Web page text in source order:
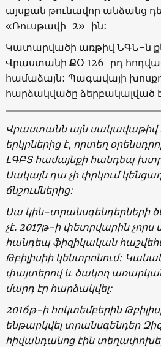
այսքան թունավոր անձանց
«Ռուսթավի-2»-ին:
Կատարվածի առթիվ ՆԳՆ-ն
Վրաստանի ՔՕ 126-րդ
համաձայն: Պագավայի
հարձակվածը ձերբակալված
Վրաստանն այն սակավաթիվ
երկրներից է, որտեղ
ԼԳԲՏ համայնքի հանդեպ
Սակայն դա չի փրկում
ճնշումներից:
Սա կին-տրանսգենդերների
չէ. 2017թ-ի փետրվարին
հանդեպ ֆիզիկական
Թբիլիսիի կենտրոնում:
փայտերով և ծակող
մարդ էր հարձակվել:
2016թ-ի հոկտեմբերին
ենթարկվել տրանսգենդեր
հիվանդանոց էին